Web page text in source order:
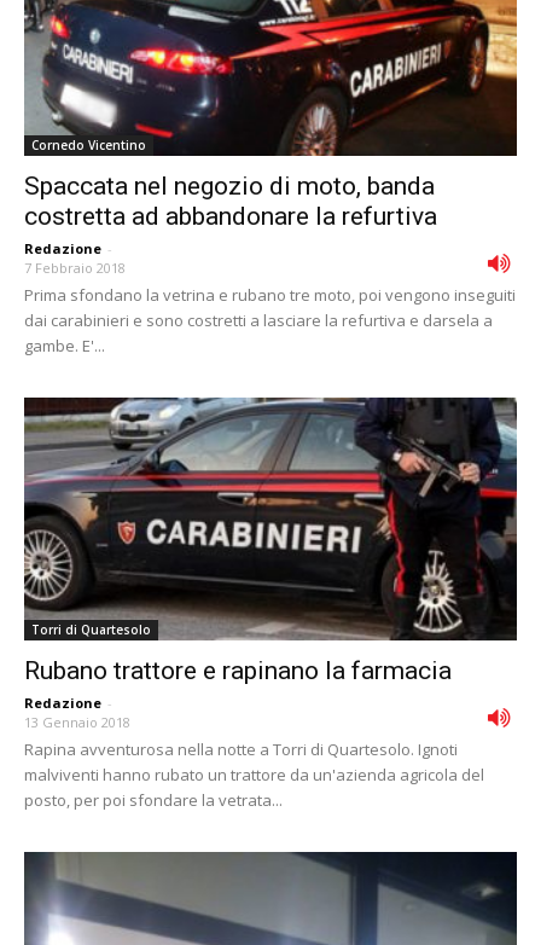
Cornedo Vicentino
Spaccata nel negozio di moto, banda
costretta ad abbandonare la refurtiva
Redazione -
7 Febbraio 2018
Prima sfondano la vetrina e rubano tre moto, poi vengono inseguiti
dai carabinieri e sono costretti a lasciare la refurtiva e darsela a
gambe. E'...
Torri di Quartesolo
Rubano trattore e rapinano la farmacia
Redazione -
13 Gennaio 2018
Rapina avventurosa nella notte a Torri di Quartesolo. Ignoti
malviventi hanno rubato un trattore da un'azienda agricola del
posto, per poi sfondare la vetrata...